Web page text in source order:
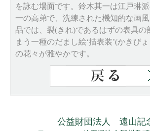
を詠む場面です。鈴木其一は江戸琳
一の高弟で、洗練された機知的な画
品では、裂(きれ)であるはずの表具の
まう一種のだまし絵‘描表装’(かきび
の花々が雅やかです。
公益財団法人 遠山記